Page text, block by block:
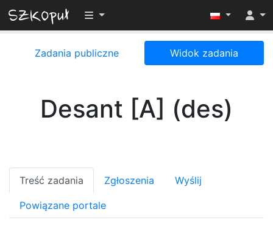
Przełącz widoczność menu
Zadania publiczne Widok zadania
Desant [A] (des)
Treść zadania Zgłoszenia Wyślij
Powiązane portale